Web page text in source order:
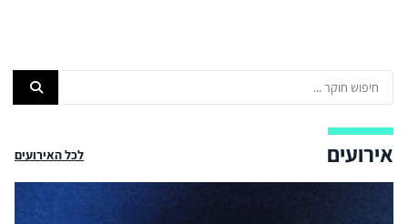
אירועים לכל האירועים